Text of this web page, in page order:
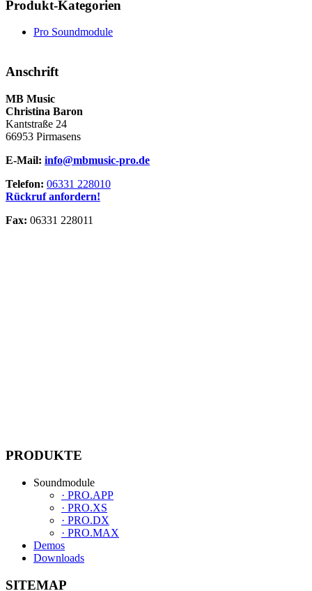
Produkt-Kategorien
Pro Soundmodule
Anschrift
MB Music
Christina Baron
Kantstraße 24
66953 Pirmasens
E-Mail: info@mbmusic-pro.de
Telefon: 06331 228010
Rückruf anfordern!
Fax: 06331 228011
PRODUKTE
Soundmodule
· PRO.APP
· PRO.XS
· PRO.DX
· PRO.MAX
Demos
Downloads
SITEMAP